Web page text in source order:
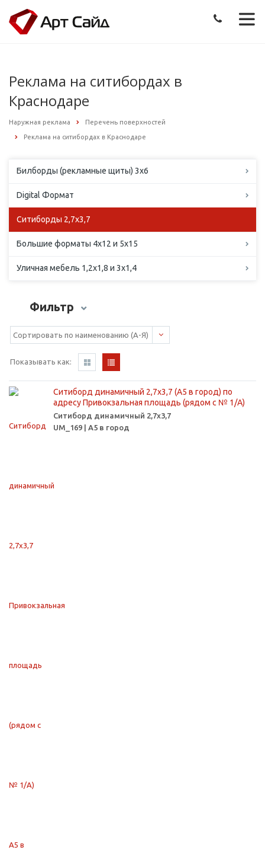
Реклама на ситибордах в
Краснодаре
Наружная реклама Перечень поверхностей
Реклама на ситибордах в Краснодаре
Билборды (рекламные щиты) 3х6
Digital Формат
Ситиборды 2,7х3,7
Большие форматы 4х12 и 5х15
Уличная мебель 1,2х1,8 и 3х1,4
Фильтр
Показывать как:
Ситиборд динамичный 2,7х3,7 (А5 в город) по
адресу Привокзальная площадь (рядом с № 1/А)
Ситиборд динамичный 2,7х3,7
UM_169 | А5 в город